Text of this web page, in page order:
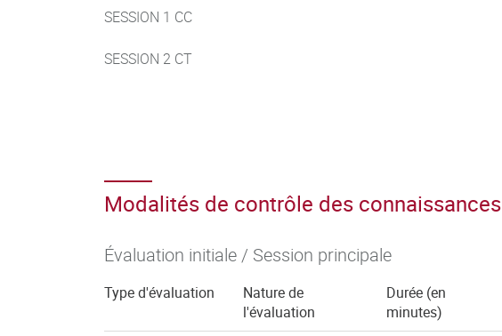
SESSION 1 CC
SESSION 2 CT
Modalités de contrôle des connaissances
Évaluation initiale / Session principale
Type d'évaluation
Nature de
l'évaluation
Durée (en
minutes)